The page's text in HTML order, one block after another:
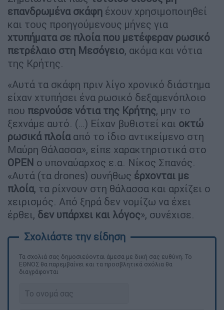
επανδρωμένα σκάφη έχουν χρησιμοποιηθεί
και τους προηγούμενους μήνες για
χτυπήματα σε πλοία που μετέφεραν ρωσικό
πετρέλαιο στη Μεσόγειο, ακόμα και νότια
της Κρήτης.
«Αυτά τα σκάφη πριν λίγο χρονικό διάστημα
είχαν χτυπήσει ένα ρωσικό δεξαμενόπλοιο
που περνούσε νότια της Κρήτης, μην το
ξεχνάμε αυτό. (…) Είχαν βυθιστεί και οκτώ
ρωσικά πλοίααπό το ίδιο αντικείμενο στη
Μαύρη Θάλασσα», είπε χαρακτηριστικά στο
OPEN ο υποναύαρχος ε.α. Νίκος Σπανός.
«Αυτά (τα drones) συνήθως έρχονται με
πλοία, τα ρίχνουν στη θάλασσα και αρχίζει ο
χειρισμός. Από ξηρά δεν νομίζω να έχει
έρθει, δεν υπάρχει και λόγος», συνέχισε.
Τα σχολιά σας δημοσιεύονται άμεσα με δική σας ευθύνη. Το
ΕΘΝΟΣ θα παρεμβαίνει και τα προσβλητικά σχόλια θα
διαγράφονται